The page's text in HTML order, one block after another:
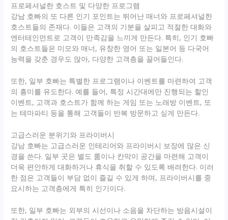
프로페셔널한 호스트 및 다양한 프로그램
강남 호빠의 또 다른 인기 포인트는 뛰어난 매너와 프로페셔널한
호스트들의 존재다. 이들은 고객의 기분을 살피고 적절한 대화와
엔터테인먼트로 고객이 만족감을 느끼게 만든다. 특히, 인기 호빠
의 호스트들은 미모와 매너, 유창한 영어 또는 일본어 등 다국어
능력을 갖춘 경우도 많아, 다양한 고객층을 끌어들인다.
또한, 일부 호빠는 특별한 프로그램이나 이벤트를 마련하여 고객
의 흥미를 유도한다. 예를 들어, 특정 시간대에만 진행되는 할인
이벤트, 고객과 호스트가 함께 하는 게임 또는 노래방 이벤트, 또
는 테마파티 등을 통해 고객들이 반복 방문하고 싶게 만든다.
고급스러운 분위기와 프라이버시
강남 호빠는 고급스러운 인테리어와 프라이버시 보장에 많은 신
경을 쓴다. 일부 곳은 별도 룸이나 칸막이 공간을 마련해 고객이
더욱 편안하게 대화하거나 휴식을 취할 수 있도록 배려한다. 이러
한 점은 고객들이 부담 없이 즐길 수 있게 하며, 프라이버시를 중
요시하는 고객층에게 특히 인기이다.
또한, 일부 호빠는 외부의 시선이나 소음을 차단하는 방음시설이